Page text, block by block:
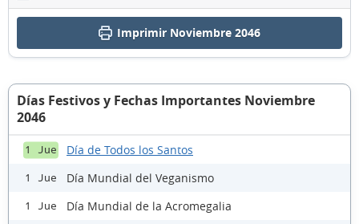
Imprimir Noviembre 2046
Días Festivos y Fechas Importantes Noviembre
2046
1 Jue Día de Todos los Santos
1 Jue Día Mundial del Veganismo
1 Jue Día Mundial de la Acromegalia